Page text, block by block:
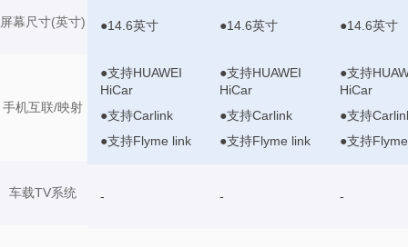
屏幕尺寸(英寸)
手机互联/映射
车载TV系统
●14.6英寸 ●14.6英寸 ●14.6英寸
●支持HUAWEI
HiCar
●支持Carlink
●支持Flyme link
●支持HUAWEI
HiCar
●支持Carlink
●支持Flyme link
●支持
HiCar
●支持
●支持
- - -